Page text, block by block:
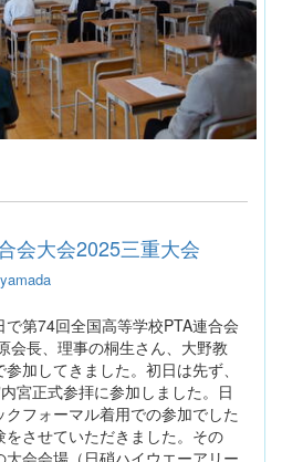
会大会2025三重大会
yamada
第74回全国高等学校PTA連合会
会長、理事の桐生さん、大野教
加してきました。初日は先ず、
宮正式参拝に参加しました。日
フォーマル着用での参加でした
させていただきました。その